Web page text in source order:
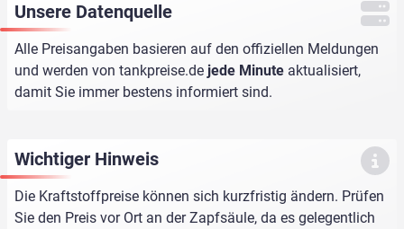
Unsere Datenquelle
Alle Preisangaben basieren auf den offiziellen Meldungen
und werden von tankpreise.de jede Minute aktualisiert,
damit Sie immer bestens informiert sind.
Wichtiger Hinweis
Die Kraftstoffpreise können sich kurzfristig ändern. Prüfen
Sie den Preis vor Ort an der Zapfsäule, da es gelegentlich